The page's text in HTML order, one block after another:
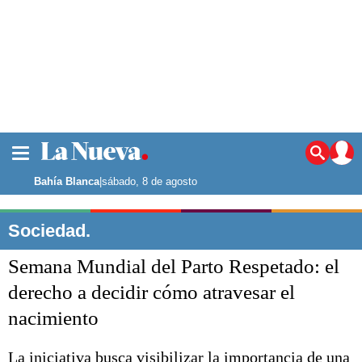
Noticias
La ciudad
Punta Alta
El mundo
Seguridad
Liga del Sur
Bahía Blanca|sábado, 8 de agosto
Sociedad.
Semana Mundial del Parto Respetado: el
derecho a decidir cómo atravesar el
nacimiento
La iniciativa busca visibilizar la importancia de una